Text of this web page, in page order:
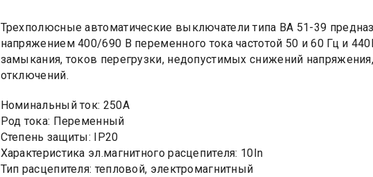
Трехполюсные автоматические выключатели типа ВА 51-39
напряжением 400/690 В переменного тока частотой 50 и 60 Гц и
замыкания, токов перегрузки, недопустимых снижений
отключений.
Номинальный ток: 250А
Род тока: Переменный
Степень защиты: IP20
Характеристика эл.магнитного расцепителя: 10In
Тип расцепителя: тепловой, электромагнитный